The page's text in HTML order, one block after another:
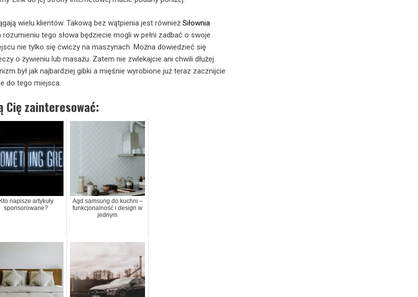
wielu klientów. Takową bez wątpienia jest również Siłownia
rozumieniu tego słowa będziecie mogli w pełni zadbać o swoje
nie tylko się ćwiczy na maszynach. Można dowiedzieć się
o żywieniu lub masażu. Zatem nie zwlekajcie ani chwili dłużej.
był jak najbardziej gibki a mięśnie wyrobione już teraz zacznijcie
do tego miejsca.
Cię zainteresować:
Kto napisze artykuły
sponsorowane?
Agd samsung do kuchni –
funkcjonalność i design w
jednym